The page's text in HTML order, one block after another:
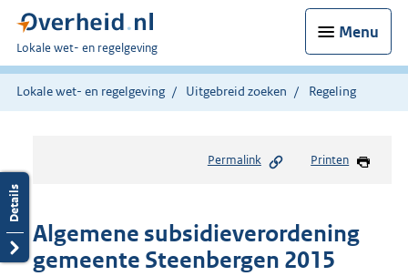
Menu
U
bent
hier:
Lokale wet- en regelgeving
Lokale wet- en regelgeving Uitgebreid zoeken Regeling
Permalink Printen
Algemene subsidieverordening
gemeente Steenbergen 2015